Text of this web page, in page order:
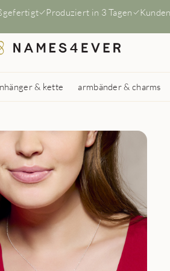
Produziert in 3 Tagen
& kette armbänder & charms